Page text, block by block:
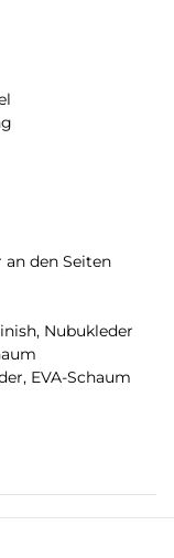
den Seiten
Nubukleder
EVA-Schaum